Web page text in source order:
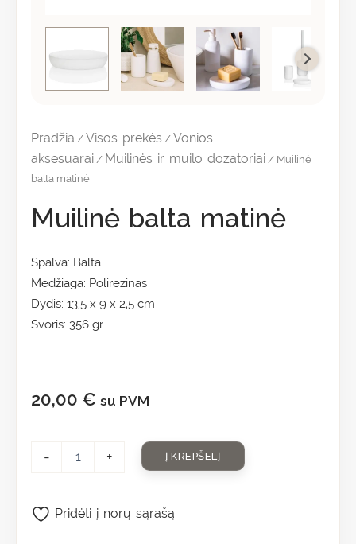
Pradžia /Visos prekės /Vonios
aksesuarai / Muilinės ir muilo dozatoriai / Muilinė
balta matinė
Muilinė balta matinė
Spalva: Balta
Medžiaga: Polirezinas
Dydis: 13,5 x 9 x 2,5 cm
Svoris: 356 gr
20,00 € su PVM
- + Į KREPŠELĮ
Pridėti į norų sąrašą